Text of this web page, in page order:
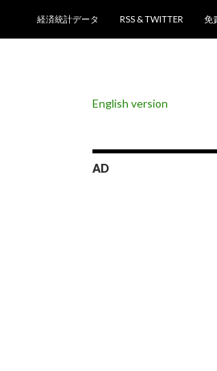
経済統計データ
RSS & TWITTER 免
English version
AD